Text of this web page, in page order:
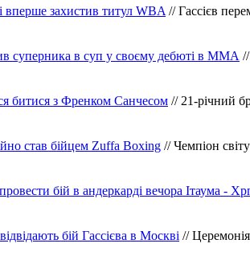
вперше захистив титул WBA // Гассієв
суперника в суп у своєму дебюті в ММА
битися з Френком Санчесом // 21-річний
став бійцем Zuffa Boxing // Чемпіон
бій в андеркарді вечора Ітаума -
бій Гассієва в Москві //